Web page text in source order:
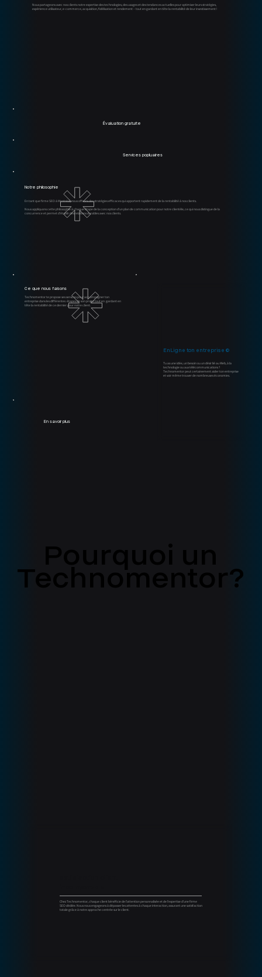
Notre philosophie
En tant que firme SEO à Montréal, nous offrons des stratégies efficaces qui apportent rapidement de la rentabilité à nos clients.
Nous appliquons cette philosophie à chaque étape de la conception d'un plan de communication pour notre clientèle, ce qui nous distingue de la
concurrence et permet d’établir des relations durables avec nos clients.
Nous partageons avec nos clients notre expertise des technologies, des usages et des tendances actuelles pour optimiser leurs stratégies,
expérience utilisateur, e-commerce, acquisition, fidélisation et rendement – tout en gardant en tête la rentabilité de leur investissement !
Évaluation gratuite
EnLigne ton entreprise ©
Tu as une idée, un besoin ou un désir lié au Web, à la
technologie ou aux télécommunications ?
Technomentor peut certainement aider ton entreprise
et voir même trouver de nombreuses économies.
Ce que nous faisons
Technomentor te propose ses services pour accompagner ton
entreprise dans les différentes étapes de son projet tout en gardant en
tête la rentabilité de ce dernier pour notre client.
En savoir plus
Services popluaires
Technomentor?
Technomentor?
Chez Technomentor, chaque client bénéficie de l'attention personnalisée et de l'expertise d’une firme
SEO dédiée. Nous nous engageons à dépasser les attentes à chaque interaction, assurant une satisfaction
totale grâce à notre approche centrée sur le client.